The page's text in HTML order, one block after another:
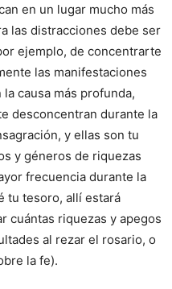
en un lugar mucho más
las distracciones debe ser
ejemplo, de concentrarte
las manifestaciones
causa más profunda,
desconcentran durante la
y ellas son tu
y géneros de riquezas
frecuencia durante la
tu tesoro, allí estará
cuántas riquezas y apegos
al rezar el rosario, o
la fe).